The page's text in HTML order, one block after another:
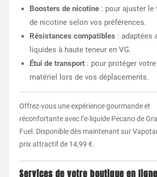
Boosters de nicotine: pour ajuster le
de nicotine selon vos préférences.
Résistances compatibles : adaptées
liquides à haute teneur en VG.
Étui de transport: pour protéger votre
matériel lors de vos déplacements.
Offrez-vous une expérience gourmande et
réconfortante avec l’e-liquide Pecano de
Fuel. Disponible dès maintenant sur
prix attractif de 14,99 €.
Services de votre boutique en ligne